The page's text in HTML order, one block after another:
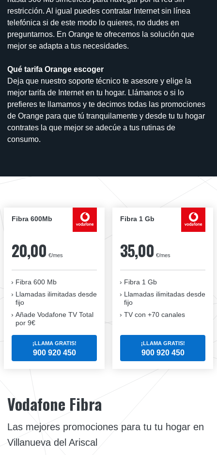
restricción. Al igual puedes contratar Internet sin línea
telefónica si de este modo lo quieres, no dudes en
preguntarnos. En Orange te ofrecemos la solución que
mejor se adapta a tus necesidades.
Qué tarifa Orange escoger
Deja que nuestro soporte técnico te asesore y elige la
mejor tarifa de Internet en tu hogar. Llámanos o si lo
prefieres te llamamos y te decimos todas las promociones
de Orange para que tú tranquilamente y desde tu tu hogar
contrates la que mejor se adecúe a tus rutinas de
consumo.
Fibra 600Mb
20,00 €/mes
Fibra 600 Mb
Llamadas ilimitadas desde
fijo
Añade Vodafone TV Total
por 9€
¡LLAMA GRATIS!
900 920 450
Fibra 1 Gb
35,00 €/mes
Fibra 1 Gb
Llamadas ilimitadas desde
fijo
TV con +70 canales
¡LLAMA GRATIS!
900 920 450
Vodafone Fibra
Las mejores promociones para tu tu hogar en
Villanueva del Ariscal